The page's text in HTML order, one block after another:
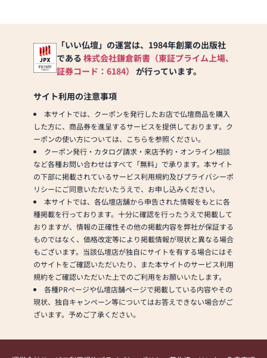
「いい仏壇」の運営は、1984年創業の出版社
である 株式会社鎌倉新書（東証プライム上場、
証券コード：6184） が行っています。
サイト利用の注意事項
本サイトでは、クーポンを発行したお店で仏壇商品を購入
した方に、商品券を進呈するサービスを提供しております。ク
ーポンの使い方については、こちらを参照ください。
クーポン発行・カタログ請求・来店予約・オンライン相談
など各種お問い合わせはすべて「無料」で承ります。本サイト
の下部に掲載されているサービス利用規約及びプライバシーポ
リシーにご同意いただいたうえで、お申し込みください。
本サイトでは、各仏壇店舗から申告された情報をもとに各
種掲載を行っております。十分に確認を行ったうえで掲載して
おりますが、情報の正確性その他の掲載内容を弊社が保証する
ものではなく、価格改定等により掲載情報が現状と異なる場合
もございます。当該仏壇店が独自にサイトを有する場合にはそ
のサイトをご確認いただいたり、また本サイトのサービス利用
規約をご確認いただいた上でのご利用をお願いいたします。
各種PRページや仏壇店舗ページで掲載している内容やその
現状、独自キャンペーン等についてはお答えできない場合がご
ざいます。予めご了承ください。